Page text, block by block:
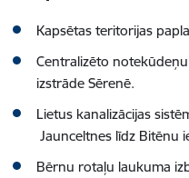
Kapsētas teritorijas
Centralizēto
izstrāde Sērenē.
Lietus kanalizācijas
Jaunceltnes līdz Bitēnu
Bērnu rotaļu laukuma